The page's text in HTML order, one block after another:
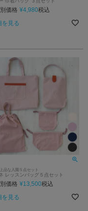
価格 ¥4,980税込
を見る
品な入園５点セット
レッスンバッグ５点セット
価格 ¥13,500税込
を見る